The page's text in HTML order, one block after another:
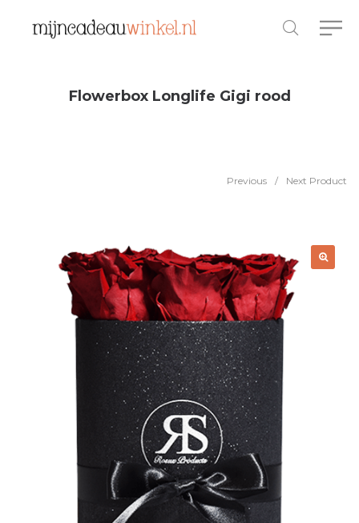
Flowerbox Longlife Gigi rood
Previous / Next Product